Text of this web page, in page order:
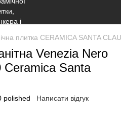
плитка CERAMICA SANTA
Venezia Nero
Ceramiсa Santa
polished Написати відгук